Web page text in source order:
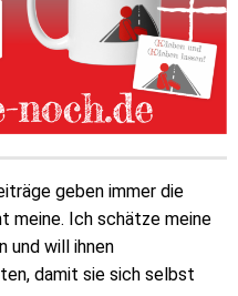
geben immer die
meine. Ich schätze meine
und will ihnen
damit sie sich selbst